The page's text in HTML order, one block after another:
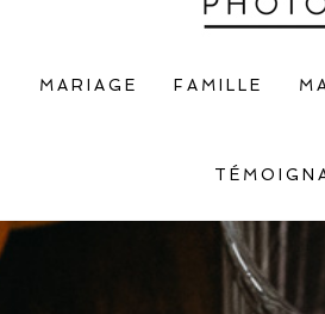
MARIAGE FAMILLE